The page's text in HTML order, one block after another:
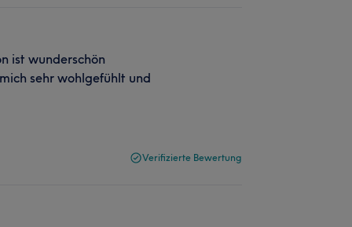
ist wunderschön
sehr wohlgefühlt und
Verifizierte Bewertung